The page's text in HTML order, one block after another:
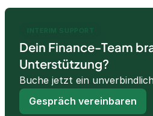
INTERIM SUPPORT
Dein Finance-Team
Unterstützung?
Buche jetzt ein
Gespräch vereinbaren